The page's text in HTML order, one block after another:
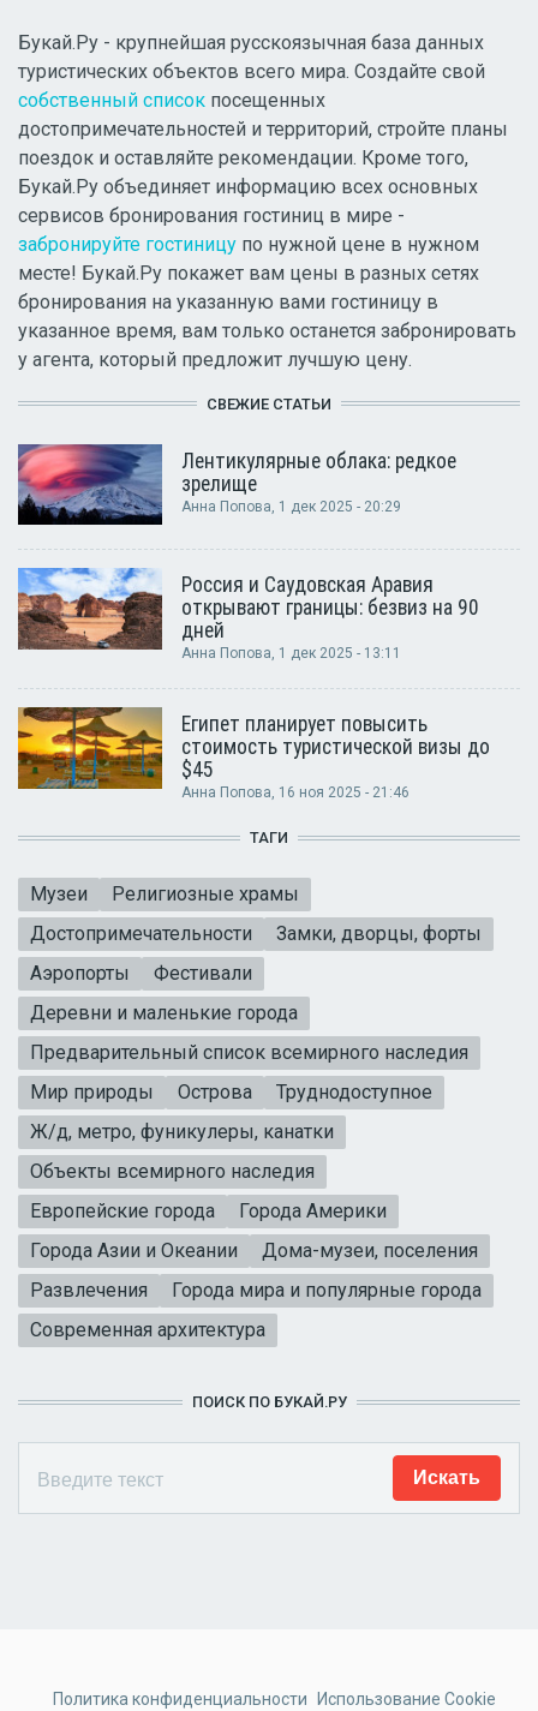
Букай.Ру - крупнейшая русскоязычная база данных
туристических объектов всего мира. Создайте свой
собственный список посещенных
достопримечательностей и территорий, стройте планы
поездок и оставляйте рекомендации. Кроме того,
Букай.Ру объединяет информацию всех основных
сервисов бронирования гостиниц в мире -
забронируйте гостиницу по нужной цене в нужном
месте! Букай.Ру покажет вам цены в разных сетях
бронирования на указанную вами гостиницу в
указанное время, вам только останется забронировать
у агента, который предложит лучшую цену.
СВЕЖИЕ СТАТЬИ
Лентикулярные облака: редкое
зрелище
Анна Попова, 1 дек 2025 - 20:29
Россия и Саудовская Аравия
открывают границы: безвиз на 90
дней
Анна Попова, 1 дек 2025 - 13:11
Египет планирует повысить
стоимость туристической визы до
$45
Анна Попова, 16 ноя 2025 - 21:46
ТАГИ
Музеи
Религиозные храмы
Достопримечательности
Замки, дворцы, форты
Аэропорты
Фестивали
Деревни и маленькие города
Предварительный список всемирного наследия
Мир природы
Острова
Труднодоступное
Ж/д, метро, фуникулеры, канатки
Объекты всемирного наследия
Европейские города
Города Америки
Города Азии и Океании
Дома-музеи, поселения
Развлечения
Города мира и популярные города
Современная архитектура
ПОИСК ПО БУКАЙ.РУ
Политика конфиденциальности Использование Cookie